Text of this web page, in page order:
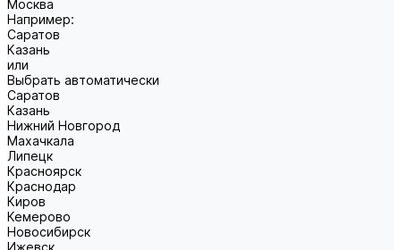
Москва
Например:
Саратов
Казань
или
Выбрать автоматически
Саратов
Казань
Нижний Новгород
Махачкала
Липецк
Красноярск
Краснодар
Киров
Кемерово
Новосибирск
Ижевск